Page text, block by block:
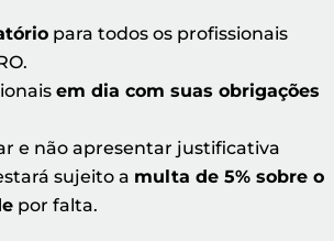
para todos os profissionais
em dia com suas obrigações
e não apresentar justificativa
sujeito a multa de 5% sobre o
por falta.